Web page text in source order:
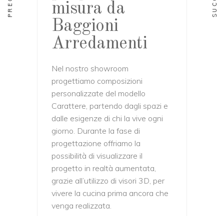
misura da
Baggioni
Arredamenti
Nel nostro showroom
progettiamo composizioni
personalizzate del modello
Carattere, partendo dagli spazi e
dalle esigenze di chi la vive ogni
giorno. Durante la fase di
progettazione offriamo la
possibilità di visualizzare il
progetto in realtà aumentata,
grazie all’utilizzo di visori 3D, per
vivere la cucina prima ancora che
venga realizzata.